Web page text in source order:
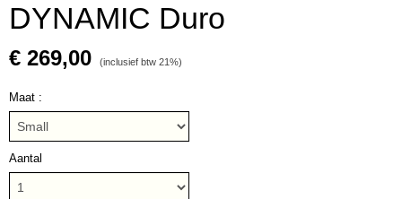
DYNAMIC Duro
€ 269,00 (inclusief btw 21%)
Maat :
Aantal